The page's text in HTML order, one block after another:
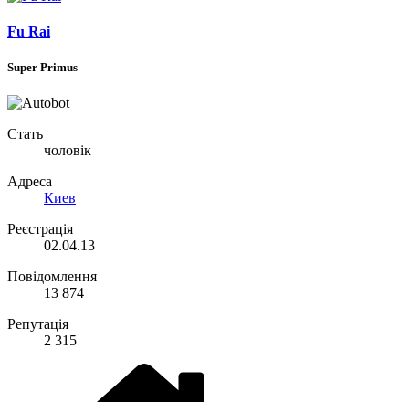
Fu Rai
Super Primus
Стать
чоловік
Адреса
Киев
Реєстрація
02.04.13
Повідомлення
13 874
Репутація
2 315